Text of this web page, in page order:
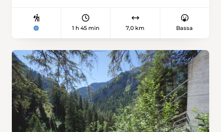
1 h 45 min 7,0 km Bassa